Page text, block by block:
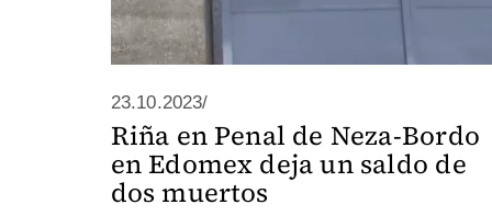
23.10.2023/
Riña en Penal de Neza-Bordo
en Edomex deja un saldo de
dos muertos